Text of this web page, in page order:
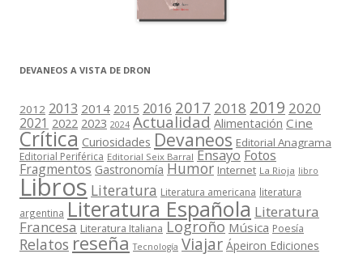
DEVANEOS A VISTA DE DRON
2012 2013 2014 2015 2016 2017 2018 2019 2020
2021 2022 2023 2024 Actualidad Alimentación Cine
Crítica Curiosidades Devaneos Editorial Anagrama
Editorial Periférica Editorial Seix Barral Ensayo Fotos
Fragmentos Gastronomía Humor Internet La Rioja libro
Libros Literatura Literatura americana literatura
argentina Literatura Española Literatura
Francesa Literatura Italiana Logroño Música Poesía
Relatos reseña Tecnología Viajar Ápeiron Ediciones